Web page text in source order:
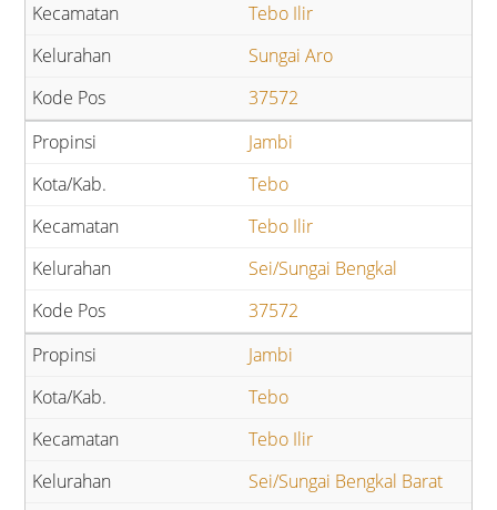
Tebo Ilir
Sungai Aro
37572
Jambi
Tebo
Tebo Ilir
Sei/Sungai Bengkal
37572
Jambi
Tebo
Tebo Ilir
Sei/Sungai Bengkal Barat